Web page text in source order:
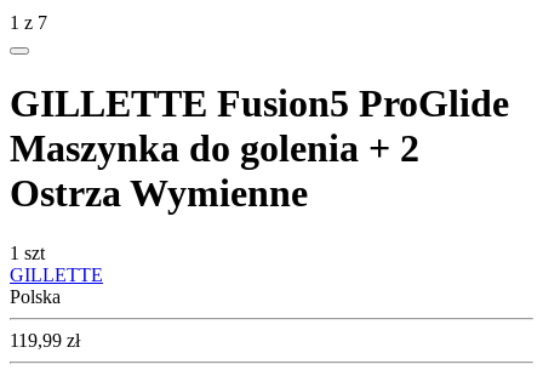
1 z 7
GILLETTE Fusion5 ProGlide
Maszynka do golenia + 2
Ostrza Wymienne
1 szt
GILLETTE
Polska
Cena
119,99 zł